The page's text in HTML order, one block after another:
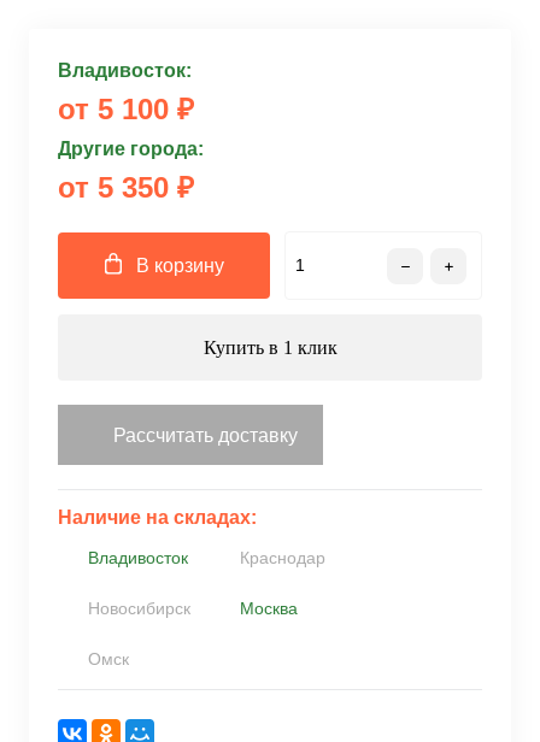
Владивосток:
от 5 100 ₽
Другие города:
от 5 350 ₽
В корзину
Купить в 1 клик
Рассчитать доставку
Наличие на складах:
Владивосток Краснодар
Новосибирск Москва
Омск